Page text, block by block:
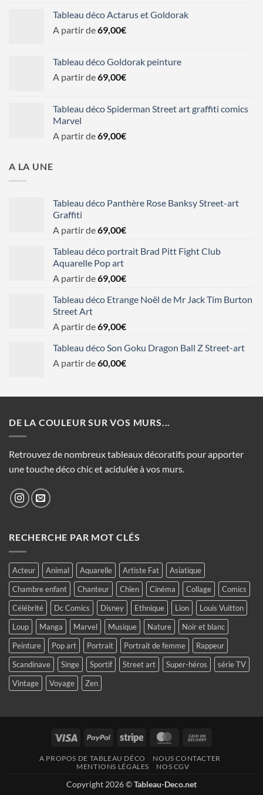
Tableau déco Actarus et Goldorak
A partir de69,00€
Tableau déco Goldorak peinture
A partir de69,00€
Tableau déco Spiderman Street art graffiti comics
Marvel
A partir de69,00€
A LA UNE
Tableau déco Panthère Rose Banksy Street-art
Graffiti
A partir de69,00€
Tableau déco portrait Brad Pitt Fight Club
Aquarelle Pop art
A partir de69,00€
Tableau déco Etrange Noël de Mr Jack Tim Burton
Street Art
A partir de69,00€
Tableau déco Son Goku Dragon Ball Z Street-art
A partir de60,00€
DE LA COULEUR SUR VOS MURS...
Retrouvez de nombreux tableaux décoratifs pour apporter
une touche déco chic et acidulée à vos murs.
RECHERCHE PAR MOT CLÉS
Acteur Animal Aquarelle Artiste Fat
Asiatique
Chambre enfant
Chanteur Chien Cinéma Collage
Comics
Célébrité
Dc Comics Disney Ethnique Lion
Louis Vuitton
Loup
Manga Marvel Musique Nature
Noir et blanc
Peinture
Pop art Portrait Portrait de femme
Rappeur
Scandinave
Singe Sportif Street art Super-héros
série TV
Vintage
Voyage Zen
Visa PayPal Stripe MasterCard
Delivery
A PROPOS DE TABLEAU DÉCO
NOUS CONTACTER
MENTIONS LÉGALES
NOS CGV
Copyright 2026 ©Tableau-Deco.net